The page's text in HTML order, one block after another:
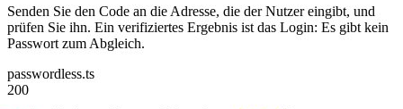
Senden Sie den Code an die Adresse, die der Nutzer eingibt, und
prüfen Sie ihn. Ein verifiziertes Ergebnis ist das Login: Es gibt kein
Passwort zum Abgleich.
passwordless.ts
200